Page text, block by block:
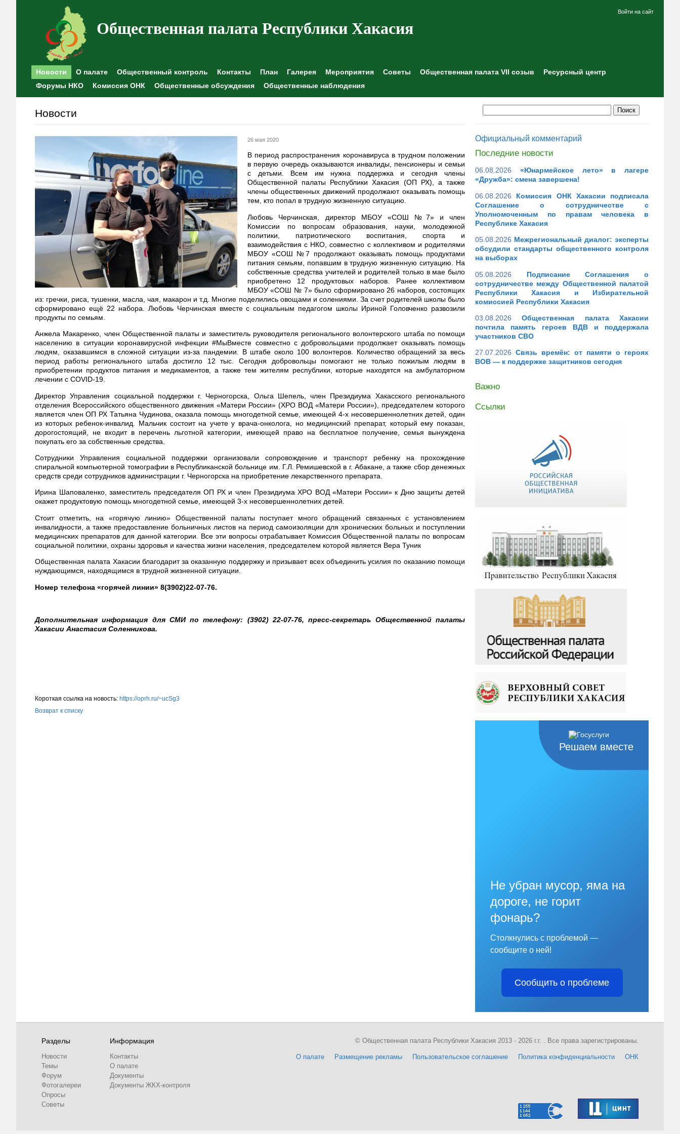
Общественная палата Республики Хакасия
Войти на сайт
Новости О палате Общественный контроль Контакты План Галерея Мероприятия Советы Общественная палата VII созыв
Ресурсный центр
Форумы НКО
Комиссия ОНК Общественные обсуждения Общественные наблюдения
Новости
26 мая 2020
В период распространения коронавируса в трудном положении
в первую очередь оказываются инвалиды, пенсионеры и семьи
с детьми. Всем им нужна поддержка и сегодня члены
Общественной палаты Республики Хакасия (ОП РХ), а также
члены общественных движений продолжают оказывать помощь
тем, кто попал в трудную жизненную ситуацию.
Любовь Черчинская, директор МБОУ «СОШ №7» и член
Комиссии по вопросам образования, науки, молодежной
политики, патриотического воспитания, спорта и
взаимодействия с НКО, совместно с коллективом и родителями
МБОУ «СОШ №7 продолжают оказывать помощь продуктами
питания семьям, попавшим в трудную жизненную ситуацию. На
собственные средства учителей и родителей только в мае было
приобретено 12 продуктовых наборов. Ранее коллективом
МБОУ «СОШ № 7» было сформировано 26 наборов, состоящих
из: гречки, риса, тушенки, масла, чая, макарон и т.д. Многие поделились овощами и солениями. За счет родителей школы было
сформировано ещё 22 набора. Любовь Черчинская вместе с социальным педагогом школы Ириной Головченко развозили
продукты по семьям.
Анжела Макаренко, член Общественной палаты и заместитель руководителя регионального волонтерского штаба по помощи
населению в ситуации коронавирусной инфекции #МыВместе совместно с добровольцами продолжает оказывать помощь
людям, оказавшимся в сложной ситуации из-за пандемии. В штабе около 100 волонтеров. Количество обращений за весь
период работы регионального штаба достигло 12 тыс. Сегодня добровольцы помогают не только пожилым людям в
приобретении продуктов питания и медикаментов, а также тем жителям республики, которые находятся на амбулаторном
лечении с COVID-19.
Директор Управления социальной поддержки г. Черногорска, Ольга Шепель, член Президиума Хакасского регионального
отделения Всероссийского общественного движения «Матери России» (ХРО ВОД «Матери России»), председателем которого
является член ОП РХ Татьяна Чудинова, оказала помощь многодетной семье, имеющей 4-х несовершеннолетних детей, один
из которых ребенок-инвалид. Мальчик состоит на учете у врача-онколога, но медицинский препарат, который ему показан,
дорогостоящий, не входит в перечень льготной категории, имеющей право на бесплатное получение, семья вынуждена
покупать его за собственные средства.
Сотрудники Управления социальной поддержки организовали сопровождение и транспорт ребенку на прохождение
спиральной компьютерной томографии в Республиканской больнице им. Г.Л. Ремишевской в г. Абакане, а также сбор денежных
средств среди сотрудников администрации г. Черногорска на приобретение лекарственного препарата.
Ирина Шаповаленко, заместитель председателя ОП РХ и член Президиума ХРО ВОД «Матери России» к Дню защиты детей
окажет продуктовую помощь многодетной семье, имеющей 3-х несовершеннолетних детей.
Стоит отметить, на «горячую линию» Общественной палаты поступает много обращений связанных с установлением
инвалидности, а также предоставление больничных листов на период самоизоляции для хронических больных и поступлении
медицинских препаратов для данной категории. Все эти вопросы отрабатывает Комиссия Общественной палаты по вопросам
социальной политики, охраны здоровья и качества жизни населения, председателем которой является Вера Туник
Общественная палата Хакасии благодарит за оказанную поддержку и призывает всех объединить усилия по оказанию помощи
нуждающимся, находящимся в трудной жизненной ситуации.
Номер телефона «горячей линии» 8(3902)22-07-76.
Дополнительная информация для СМИ по телефону: (3902) 22-07-76, пресс-секретарь Общественной палаты
Хакасии Анастасия Соленникова.
Короткая ссылка на новость: https://oprh.ru/~ucSg3
Возврат к списку
Официальный комментарий
Последние новости
06.08.2026
«Юнармейское лето» в лагере
«Дружба»: смена завершена!
06.08.2026
Комиссия ОНК Хакасии подписала
Соглашение о сотрудничестве с
Уполномоченным по правам человека в
Республике Хакасия
05.08.2026 Межрегиональный диалог: эксперты
обсудили стандарты общественного контроля
на выборах
05.08.2026
Подписание Соглашения о
сотрудничестве между Общественной палатой
Республики Хакасия и Избирательной
комиссией Республики Хакасия
03.08.2026
Общественная палата Хакасии
почтила память героев ВДВ и поддержала
участников СВО
27.07.2026 Связь времён: от памяти о героях
ВОВ — к поддержке защитников сегодня
Важно
Ссылки
Решаем вместе
Не убран мусор, яма на
дороге, не горит
фонарь?
Столкнулись с проблемой —
сообщите о ней!
Сообщить о проблеме
Разделы
Новости
Темы
Форум
Фотогалереи
Опросы
Советы
Информация
Контакты
О палате
Документы
Документы ЖКХ-контроля
О палате Размещение рекламы Пользовательское соглашение Политика конфиденциальности ОНК
© Общественная палата Республики Хакасия 2013 - 2026 г.г. . Все права зарегистрированы.